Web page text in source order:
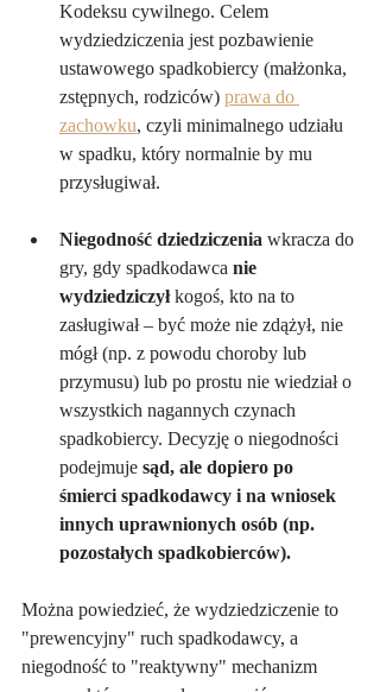
Kodeksu cywilnego. Celem
wydziedziczenia jest pozbawienie
ustawowego spadkobiercy (małżonka,
zstępnych, rodziców) prawa do
zachowku, czyli minimalnego udziału
w spadku, który normalnie by mu
przysługiwał.
Niegodność dziedziczenia wkracza do
gry, gdy spadkodawca nie
wydziedziczył kogoś, kto na to
zasługiwał – być może nie zdążył, nie
mógł (np. z powodu choroby lub
przymusu) lub po prostu nie wiedział o
wszystkich nagannych czynach
spadkobiercy. Decyzję o niegodności
podejmuje sąd, ale dopiero po
śmierci spadkodawcy i na wniosek
innych uprawnionych osób (np.
pozostałych spadkobierców).
Można powiedzieć, że wydziedziczenie to
"prewencyjny" ruch spadkodawcy, a
niegodność to "reaktywny" mechanizm